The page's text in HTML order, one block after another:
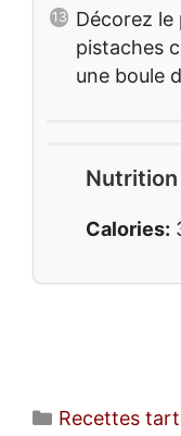
Décorez
pistaches
une boule
Nutrition
Calories:
Catégories
Recettes